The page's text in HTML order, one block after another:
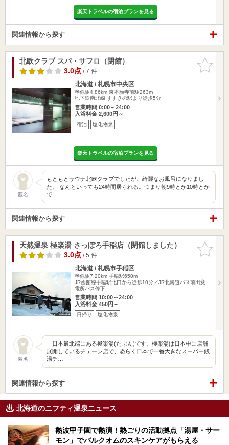
楽天トラベルの宿泊プランを見る
関連情報から探す
お気に入
りに追加
北欧クラブ スパ・サフロ（閉館）
3.0点/ 7 件
北海道 / 札幌市中央区
琴似駅4.86km 東本願寺前駅263m
地下鉄南北線 すすきの駅より徒歩5分
営業時間 0:00～24:00
入浴料金 2,600円～
宿泊 塩化物泉
楽天トラベルの宿泊プランを見る
匿名
もともとサウナ北欧クラブでしたが、綺麗なお風呂になりまし
た。 なんといっても24時間居られる。つまり朝9時とか10時とか
で…
関連情報から探す
お気に入
りに追加
天然温泉 極楽湯 さっぽろ手稲店（閉館しました）
3.0点/ 5 件
北海道 / 札幌市手稲区
琴似駅7.20km 手稲駅650m
JR函館線手稲駅北口から徒歩10分／JR北海道バス前田変
電所バス停下…
営業時間 10:00～24:00
入浴料金 450円～
日帰り 塩化物泉
匿名
日本最北端にある極楽湯(たぶん)です。極楽湯は日本中に店舗
展開しているチェーン店で、恐らく日本で一番大きなスーパー銭
湯チ…
関連情報から探す
北海道のニフティ温泉ニュース
熱波甲子園で熱演！熱ごりの活動拠点「湯屋・サー
モン」でバルクオムのスキンケアがもらえる